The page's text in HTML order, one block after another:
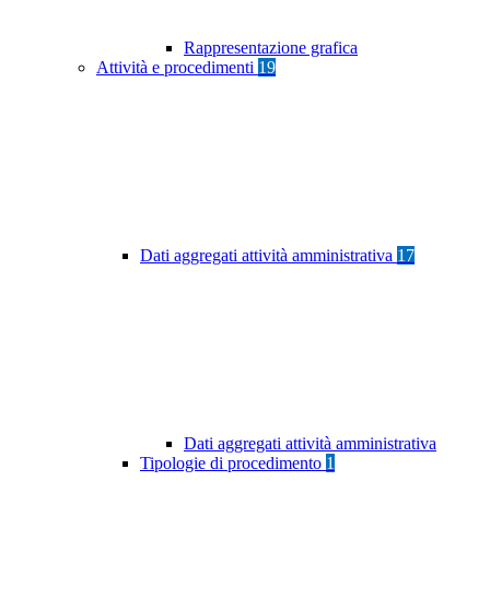
Rappresentazione grafica
Attività e procedimenti 19
Dati aggregati attività amministrativa 17
Dati aggregati attività amministrativa
Tipologie di procedimento 1